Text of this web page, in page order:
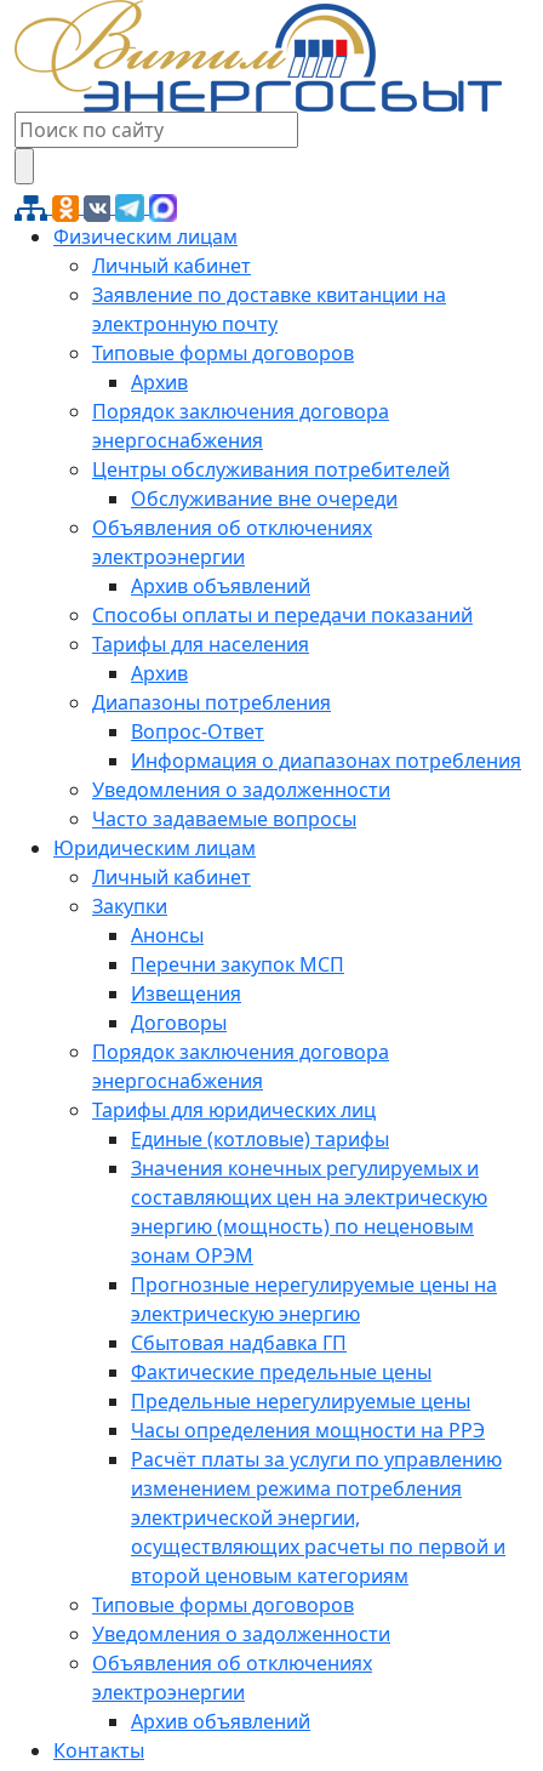
Физическим лицам
Личный кабинет
Заявление по доставке квитанции на
электронную почту
Типовые формы договоров
Архив
Порядок заключения договора
энергоснабжения
Центры обслуживания потребителей
Обслуживание вне очереди
Объявления об отключениях
электроэнергии
Архив объявлений
Способы оплаты и передачи показаний
Тарифы для населения
Архив
Диапазоны потребления
Вопрос-Ответ
Информация о диапазонах потребления
Уведомления о задолженности
Часто задаваемые вопросы
Юридическим лицам
Личный кабинет
Закупки
Анонсы
Перечни закупок МСП
Извещения
Договоры
Порядок заключения договора
энергоснабжения
Тарифы для юридических лиц
Единые (котловые) тарифы
Значения конечных регулируемых и
составляющих цен на электрическую
энергию (мощность) по неценовым
зонам ОРЭМ
Прогнозные нерегулируемые цены на
электрическую энергию
Сбытовая надбавка ГП
Фактические предельные цены
Предельные нерегулируемые цены
Часы определения мощности на РРЭ
Расчёт платы за услуги по управлению
изменением режима потребления
электрической энергии,
осуществляющих расчеты по первой и
второй ценовым категориям
Типовые формы договоров
Уведомления о задолженности
Объявления об отключениях
электроэнергии
Архив объявлений
Контакты